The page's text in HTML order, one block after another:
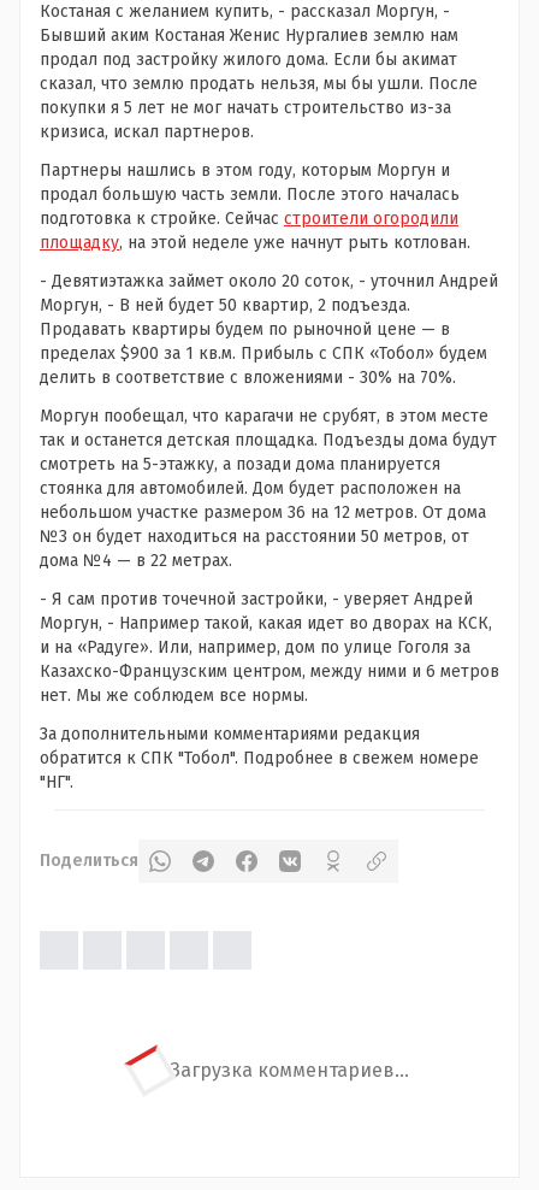
Костаная с желанием купить, - рассказал Моргун, -
Бывший аким Костаная Женис Нургалиев землю нам
продал под застройку жилого дома. Если бы акимат
сказал, что землю продать нельзя, мы бы ушли. После
покупки я 5 лет не мог начать строительство из-за
кризиса, искал партнеров.
Партнеры нашлись в этом году, которым Моргун и
продал большую часть земли. После этого началась
подготовка к стройке. Сейчас строители огородили
площадку, на этой неделе уже начнут рыть котлован.
- Девятиэтажка займет около 20 соток, - уточнил Андрей
Моргун, - В ней будет 50 квартир, 2 подъезда.
Продавать квартиры будем по рыночной цене — в
пределах $900 за 1 кв.м. Прибыль с СПК «Тобол» будем
делить в соответствие с вложениями - 30% на 70%.
Моргун пообещал, что карагачи не срубят, в этом месте
так и останется детская площадка. Подъезды дома будут
смотреть на 5-этажку, а позади дома планируется
стоянка для автомобилей. Дом будет расположен на
небольшом участке размером 36 на 12 метров. От дома
№3 он будет находиться на расстоянии 50 метров, от
дома №4 — в 22 метрах.
- Я сам против точечной застройки, - уверяет Андрей
Моргун, - Например такой, какая идет во дворах на КСК,
и на «Радуге». Или, например, дом по улице Гоголя за
Казахско-Французским центром, между ними и 6 метров
нет. Мы же соблюдем все нормы.
За дополнительными комментариями редакция
обратится к СПК "Тобол". Подробнее в свежем номере
"НГ".
Поделиться
Загрузка комментариев...